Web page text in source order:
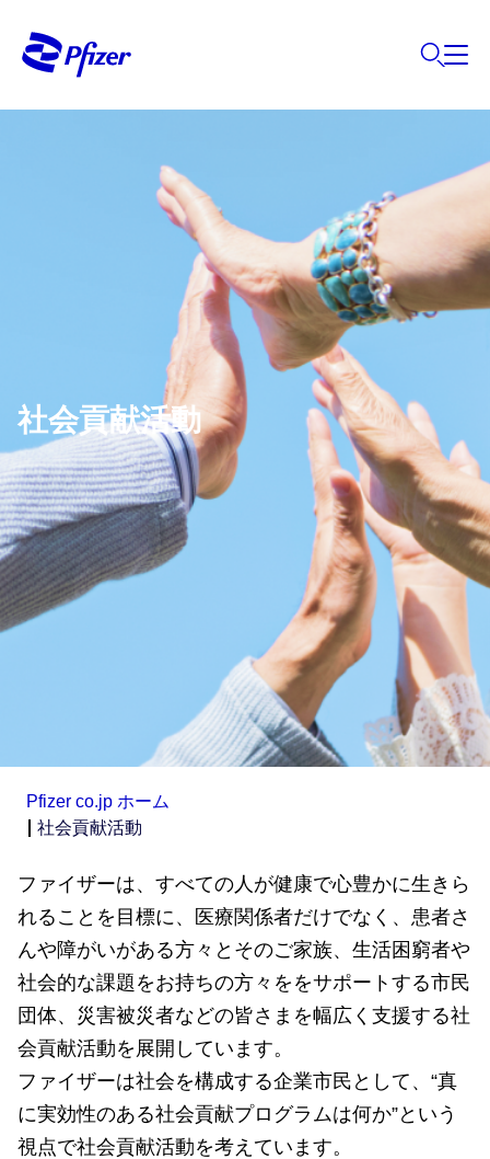
社会貢献活動
Pfizer co.jp ホーム
社会貢献活動
ファイザーは、すべての人が健康で心豊かに生きら
れることを目標に、医療関係者だけでなく、患者さ
んや障がいがある方々とそのご家族、生活困窮者や
社会的な課題をお持ちの方々ををサポートする市民
団体、災害被災者などの皆さまを幅広く支援する社
会貢献活動を展開しています。
ファイザーは社会を構成する企業市民として、“真
に実効性のある社会貢献プログラムは何か”という
視点で社会貢献活動を考えています。